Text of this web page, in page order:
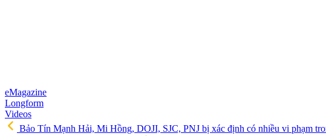
eMagazine
Longform
Videos
Bảo Tín Mạnh Hải, Mi Hồng, DOJI, SJC, PNJ bị xác định có nhiều vi phạm